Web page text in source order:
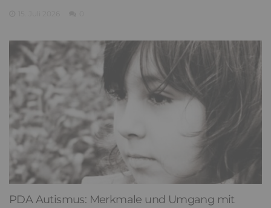
PDA Autismus: Merkmale und Umgang mit